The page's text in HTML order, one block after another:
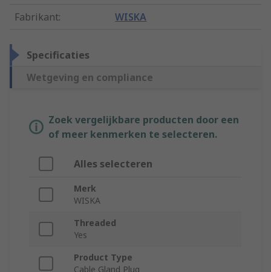
Fabrikant: WISKA
Specificaties
Wetgeving en compliance
Zoek vergelijkbare producten door een
of meer kenmerken te selecteren.
Alles selecteren
Merk
WISKA
Threaded
Yes
Product Type
Cable Gland Plug